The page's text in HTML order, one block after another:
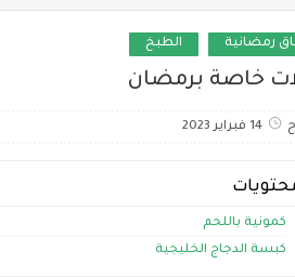
رمضانية الطبخ
خاصة برمضان
14 فبراير 2023
كمونية باللحم
كبسة الدجاج الخليجية